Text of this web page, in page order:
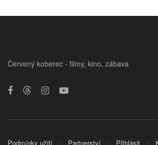
Červený koberec - filmy, kino, zábava
Podmínky užití Partnerství Přihlásit